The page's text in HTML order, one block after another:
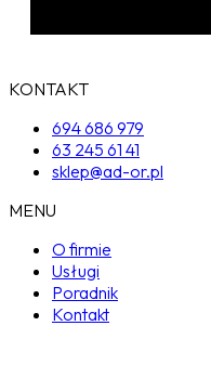
KONTAKT
694 686 979
63 245 61 41
sklep@ad-or.pl
MENU
O firmie
Usługi
Poradnik
Kontakt